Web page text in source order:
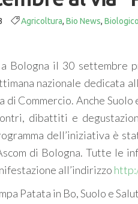
Agricoltura, Bio News,
Bologna il 30 settembre
nazionale dedicata
di Commercio. Anche
dibattiti e
dell’iniziativa è
di Bologna. Tutte le
all’indirizzo
Patata in Bo, Suolo e